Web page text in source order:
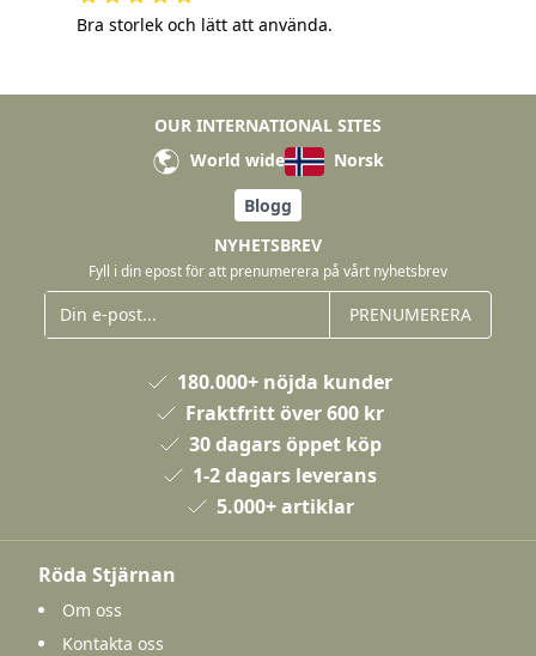
Bra storlek och lätt att använda.
OUR INTERNATIONAL SITES
World wide
Norsk
Blogg
NYHETSBREV
Fyll i din epost för att prenumerera på vårt nyhetsbrev
PRENUMERERA
180.000+ nöjda kunder
Fraktfritt över 600 kr
30 dagars öppet köp
1-2 dagars leverans
5.000+ artiklar
Röda Stjärnan
Om oss
Kontakta oss